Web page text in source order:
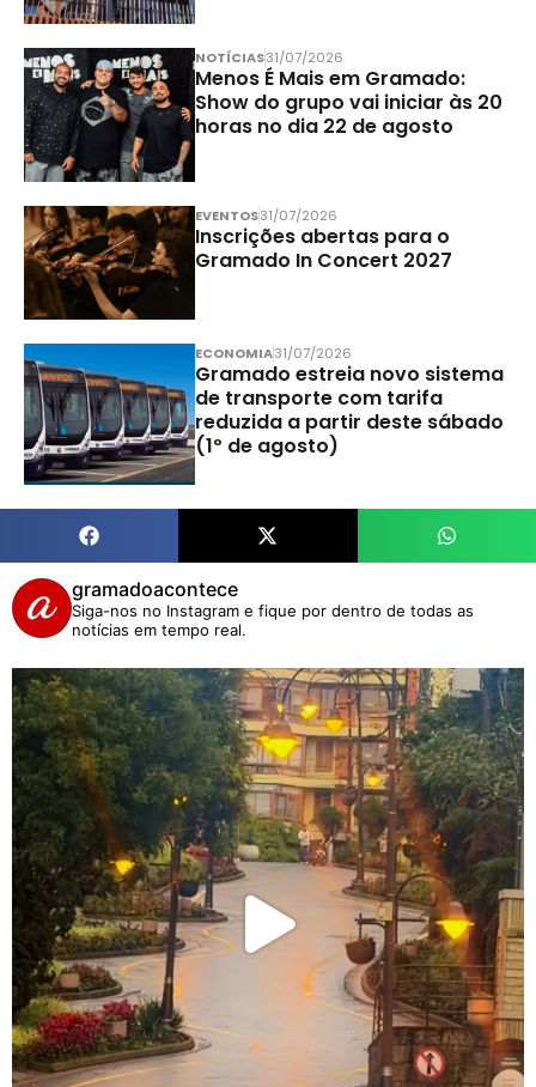
NOTÍCIAS31/07/2026
Menos É Mais em Gramado:
Show do grupo vai iniciar às 20
horas no dia 22 de agosto
EVENTOS31/07/2026
Inscrições abertas para o
Gramado In Concert 2027
ECONOMIA31/07/2026
Gramado estreia novo sistema
de transporte com tarifa
reduzida a partir deste sábado
(1º de agosto)
gramadoacontece
Siga-nos no Instagram e fique por dentro de todas as
notícias em tempo real.